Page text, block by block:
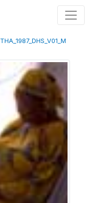
THA_1987_DHS_V01_M